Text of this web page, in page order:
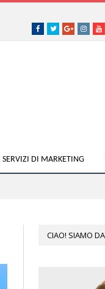
Facebook
TwitterGoogle+
SERVIZI DI MARKETING
CIAO! SIAMO